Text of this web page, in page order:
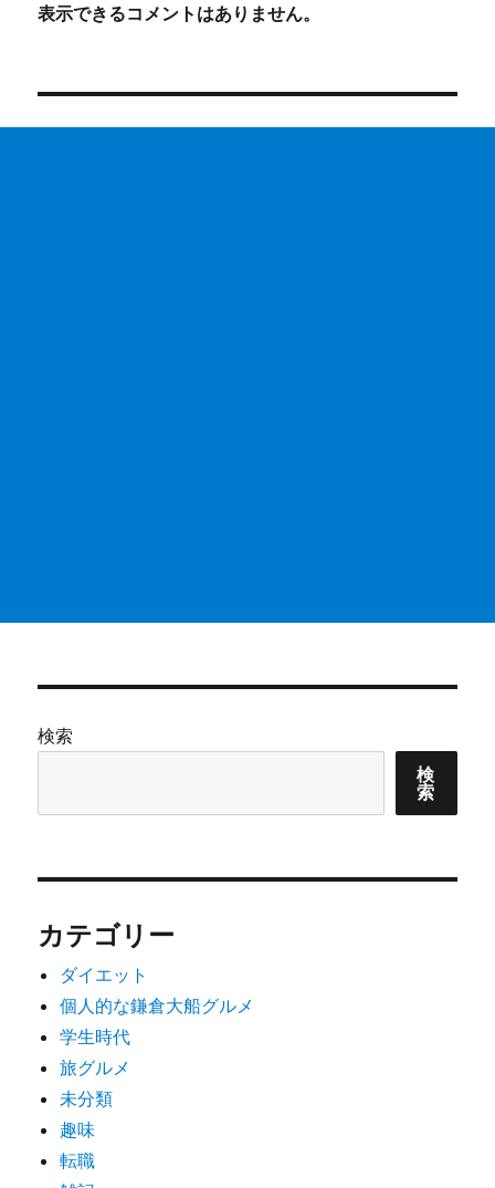
表示できるコメントはありません。
検索
検
索
カテゴリー
ダイエット
個人的な鎌倉大船グルメ
学生時代
旅グルメ
未分類
趣味
転職